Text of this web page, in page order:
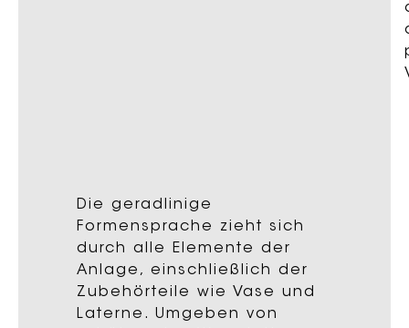
Die geradlinige
Formensprache zieht sich
durch alle Elemente der
Anlage, einschließlich der
Zubehörteile wie Vase und
Laterne. Umgeben von